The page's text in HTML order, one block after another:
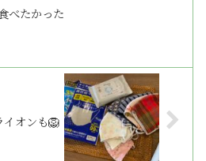
べたかった
オンも🦁